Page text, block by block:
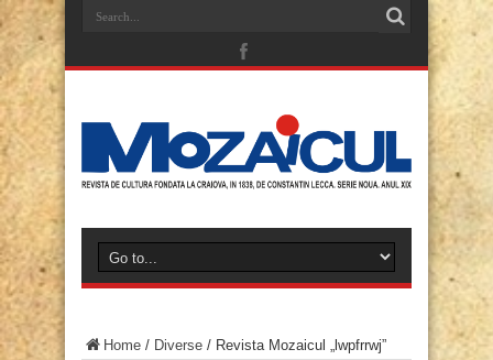
Home / Diverse / Revista Mozaicul „lwpfrrwj”